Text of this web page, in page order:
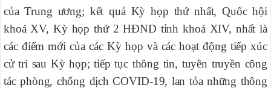
của Trung ương; kết quả Kỳ họp thứ nhất, Quốc hội
khoá XV, Kỳ họp thứ 2 HĐND tỉnh khoá XIV, nhất là
các điểm mới của các Kỳ họp và các hoạt động tiếp xúc
cử tri sau Kỳ họp; tiếp tục thông tin, tuyên truyền công
tác phòng, chống dịchCOVID-19, lan tỏa những thông